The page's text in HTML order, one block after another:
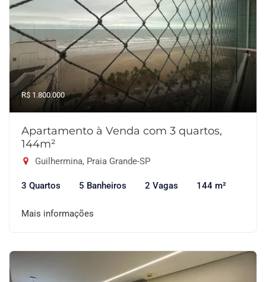
R$ 1.800.000
Apartamento à Venda com 3 quartos,
144m²
Guilhermina, Praia Grande-SP
3 Quartos 5 Banheiros 2 Vagas 144 m²
Mais informações